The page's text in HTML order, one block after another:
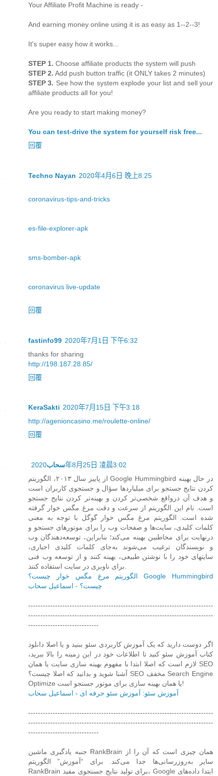
Your Affiliate Profit Machine is ready -
And earning money online using it is as easy as 1--2--3!
It's super easy how it works...
STEP 1. Choose affiliate products the system will push
STEP 2. Add push button traffic (it ONLY takes 2 minutes)
STEP 3. See how the system explode your list and sell your
affiliate products all for you!
Are you ready to start making money?
You can test-drive the system for yourself risk free...
回覆
Techno Nayan 2020年4月6日 晚上8:25
coronavirus-tips-and-tricks
es-file-explorer-apk
sms-bomber-apk
coronavirus live-update
回覆
fastinfo99 2020年7月1日 下午6:32
thanks for sharing
http://198.187.28.85/
回覆
KeraSakti 2020年7月15日 下午3:18
http://agenioncasino.me/roulette-online/
回覆
سحاب2020年8月25日 凌晨3:02
از پاییز سال ۲۰۱۳، الگوریتم Google Hummingbird در حال بهینه
کردن نتایج جستجو برای میلیاردها سؤال و جستجوی کاربران است
و هدف آن درواقع شخصی‌تر کردن و بهینه‌تر کردن نتایج جستجو
است. نام این الگوریتم از سرعت و دقت مرغ مگس خوار گرفته
شده است. الگوریتم مرغ مگس خوار گوگل با توجه به معنی
کلمات کلیدی، سایت‌ها و صفحات وب را برای موتورهای جستجو و
درنهایت برای مخاطبین بهینه می‌کند؛ بنابراین، توسعه‌دهندگان وب
و نویسندگان ترغیب می‌شوند به‌جای کلمات کلیدی اجباری،
سایتهای خود را با نوشتن طبیعی، بهینه کنند و از توسعه وب فنی
برای ناوبری در سایت استفاده کنند.
الگوریتم مرغ مگس خوار چیست؟ Google Hummingbird
چیست؟ - اسماعیل سحاب
----------------------------------------------------------------------------
----------------------------------------------------------------------------
-----------------------------
اگر دوست دارید که یک آموزش کاربردی سئو ببنید و یا اصلا دانلود
کتاب آموزش سئو کنید تا اطلاعات خود در این زمینه را بالا ببرید،
لازم است که اصلا ابتدا با مفهوم بهینه سازی سایت یا همان SEO
آشنا شوید و بدانید که اصلا چیست؟ SEO مخفف Search Engine
Optimize یا همان بهینه سازی برای موتور جستجو است!
----------------------------------------------------------------------------
----------------------------------------------------------------------------
-----------------------------
جنبه یادگیری ماشین RankBrain همان چیزی است که آن را از
سایر به‌روزرسانی‌ها جدا می‌کند. برای “آموزش” الگوریتم
RankBrain برای تولید نتایج جستجوی مفید، Google ابتدا داده‌های